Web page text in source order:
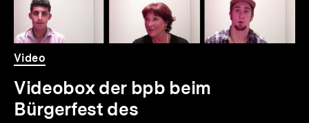
Video
Dauer
Video
Videobox der bpb beim
Bürgerfest des